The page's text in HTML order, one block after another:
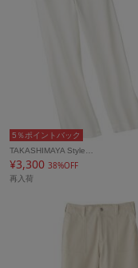
5％ポイントバック
TAKASHIMAYA Style…
¥3,300 38%OFF
再入荷